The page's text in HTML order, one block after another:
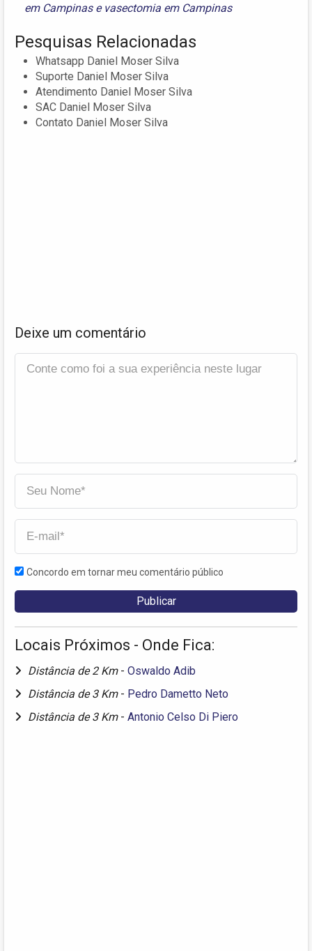
em Campinase vasectomia em Campinas
Pesquisas Relacionadas
Whatsapp Daniel Moser Silva
Suporte Daniel Moser Silva
Atendimento Daniel Moser Silva
SAC Daniel Moser Silva
Contato Daniel Moser Silva
Deixe um comentário
Concordo em tornar meu comentário público
Locais Próximos - Onde Fica:
Distância de 2 Km - Oswaldo Adib
Distância de 3 Km - Pedro Dametto Neto
Distância de 3 Km - Antonio Celso Di Piero